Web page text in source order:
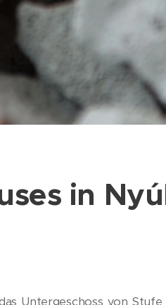
in
Untergeschoss von Stufe